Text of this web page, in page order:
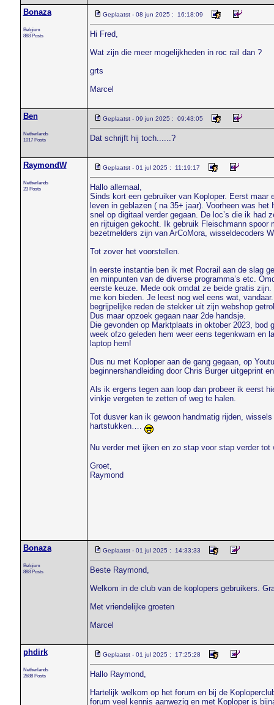
Bonaza
Belgium
888 Posts
Geplaatst - 08 jun 2025 : 16:18:09
Hi Fred,
Wat zijn die meer mogelijkheden in roc rail dan ?
grts
Marcel
Ben
Netherlands
1017 Posts
Geplaatst - 09 jun 2025 : 09:43:05
Dat schrijft hij toch......?
RaymondW
Netherlands
23 Posts
Geplaatst - 01 jul 2025 : 11:19:17
Hallo allemaal,
Sinds kort een gebruiker van Koploper. Eerst
leven in geblazen ( na 35+ jaar). Voorheen was
snel op digitaal verder gegaan. De loc’s die ik had
en rijtuigen gekocht. Ik gebruik Fleischmann
bezetmelders zijn van ArCoMora, wisseldecoders
Tot zover het voorstellen.
In eerste instantie ben ik met Rocrail aan de slag
en minpunten van de diverse programma’s etc.
eerste keuze. Mede ook omdat ze beide gratis
me kon bieden. Je leest nog wel eens wat,
begrijpelijke reden de stekker uit zijn webshop
Dus maar opzoek gegaan naar 2de handsje.
Die gevonden op Marktplaats in oktober 2023,
week ofzo geleden hem weer eens tegenkwam en
laptop hem!
Dus nu met Koploper aan de gang gegaan, op
beginnershandleiding door Chris Burger uitgeprint
Als ik ergens tegen aan loop dan probeer ik eerst
vinkje vergeten te zetten of weg te halen.
Tot dusver kan ik gewoon handmatig rijden,
hartstukken….
Nu verder met ijken en zo stap voor stap verder
Groet,
Raymond
Bonaza
Belgium
888 Posts
Geplaatst - 01 jul 2025 : 14:33:33
Beste Raymond,
Welkom in de club van de koplopers gebruikers.
Met vriendelijke groeten
Marcel
phdirk
Netherlands
2688 Posts
Geplaatst - 01 jul 2025 : 17:25:28
Hallo Raymond,
Hartelijk welkom op het forum en bij de
forum veel kennis aanwezig en met Koploper is